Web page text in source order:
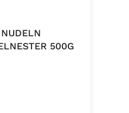
500G